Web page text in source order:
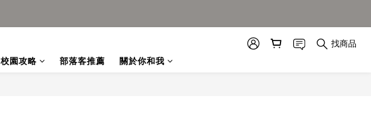
找商品
校園攻略 部落客推薦 關於你和我